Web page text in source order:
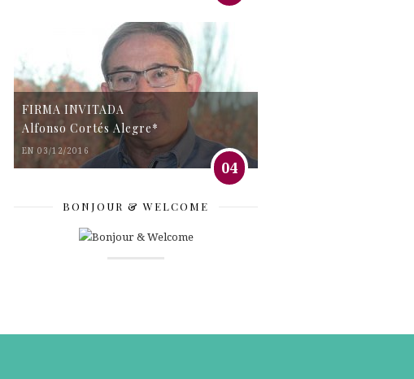
FIRMA INVITADA
Alfonso Cortés Alegre*
EN 03/12/2016
04
BONJOUR & WELCOME